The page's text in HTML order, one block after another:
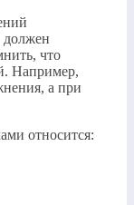
должен
что
Например,
а при
относится: